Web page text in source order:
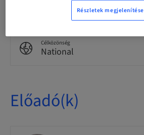
eLearning
Célközönség
National
Előadó(k)
Részletek megjelenítése